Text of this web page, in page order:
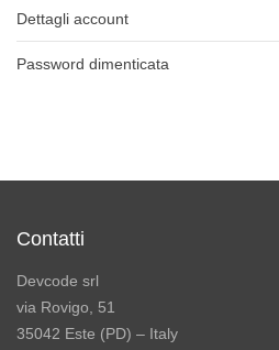
Dettagli account
Password dimenticata
Contatti
Devcode srl
via Rovigo, 51
35042 Este (PD) – Italy